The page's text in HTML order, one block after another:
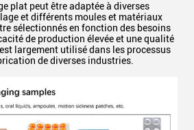
plat peut être adaptée à diverses
et différents moules et matériaux
sélectionnés en fonction des besoins
de production élevée et une qualité
largement utilisé dans les processus
de diverses industries.